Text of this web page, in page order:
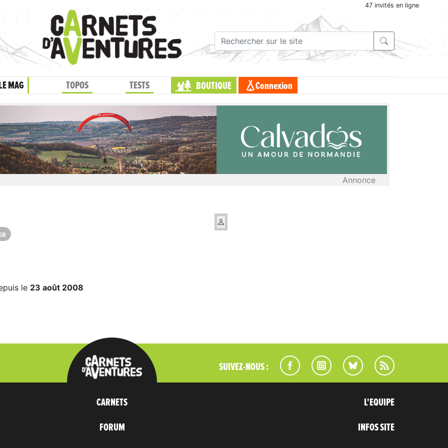
47 invités en ligne
MAG TOPOS TESTS BOUTIQUE Connexion
Annonce
le 23 août 2008
SUIVEZ-NOUS :
CARNETS
FORUM
L'EQUIPE
INFOS SITE